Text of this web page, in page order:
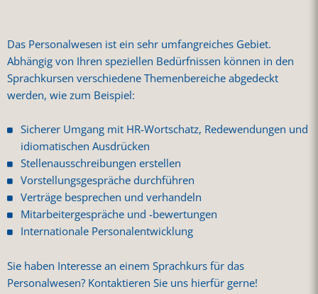
Das Personalwesen ist ein sehr umfangreiches Gebiet.
Abhängig von Ihren speziellen Bedürfnissen können in den
Sprachkursen verschiedene Themenbereiche abgedeckt
werden, wie zum Beispiel:
Sicherer Umgang mit HR-Wortschatz, Redewendungen und
idiomatischen Ausdrücken
Stellenausschreibungen erstellen
Vorstellungsgespräche durchführen
Verträge besprechen und verhandeln
Mitarbeitergespräche und -bewertungen
Internationale Personalentwicklung
Sie haben Interesse an einem Sprachkurs für das
Personalwesen? Kontaktieren Sie uns hierfür gerne!